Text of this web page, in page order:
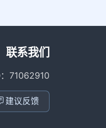
联系我们
71062910
建议反馈